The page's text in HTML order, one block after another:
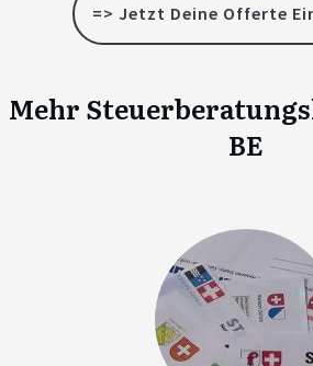
=> Jetzt Deine Offerte
Mehr
BE